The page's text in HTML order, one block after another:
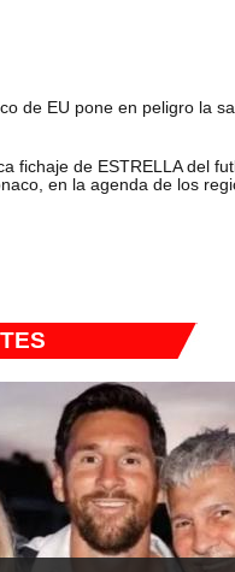
de EU pone en peligro la
fichaje de ESTRELLA del
en la agenda de los